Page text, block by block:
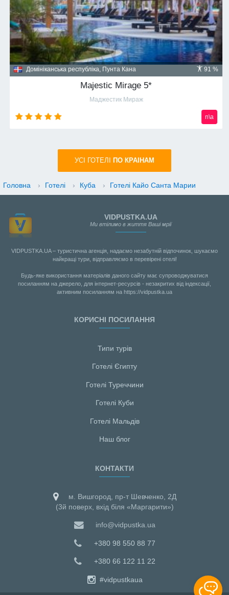
91 %
Домініканська республіка, Пунта Кана
Majestic Mirage 5*
Маджестик Мираж
n\a
УСI ГОТЕЛІ ПО КРАIНАМ
Головна › Готелі › Куба › Готелі Кайо Санта Марии
VIDPUSTKA.UA
Ми втілимо в життя Ваші мрії
VIDPUSTKA.UA – туристична агенція, надаємо незабутній відпочинок, шукаємо
найкращі тури, відправляємо в перевірені отелі!
Будь-яке використання матеріалів даного сайту має супроводжуватися
посиланням на джерело, для інтернет-ресурсів - незакритих від індексації,
активним посиланням на https://vidpustka.ua
КОРИСНІ ПОСИЛАННЯ
Типи турів
Готелі Єгипту
Готелі Туреччини
Готелі Куби
Готелі Мальдiв
Наш блог
КОНТАКТИ
м. Вишгород, пр-т Шевченко, 2Д
(3й поверх, вхід біля «Маргарити»)
info@vidpustka.ua
+380 98 550 88 77
+380 66 122 11 22
#vidpustkaua